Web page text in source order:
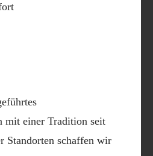
mit einer Tradition seit
Standorten schaffen wir